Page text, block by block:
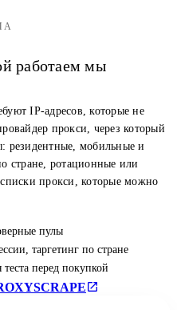
работаем мы
IP-адресов, которые не
прокси, через который
резидентные, мобильные и
стране, ротационные или
прокси, которые можно
пулы
таргетинг по стране
перед покупкой